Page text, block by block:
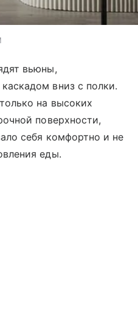
вьюны,
вниз с полки.
на высоких
поверхности,
себя комфортно и не
еды.